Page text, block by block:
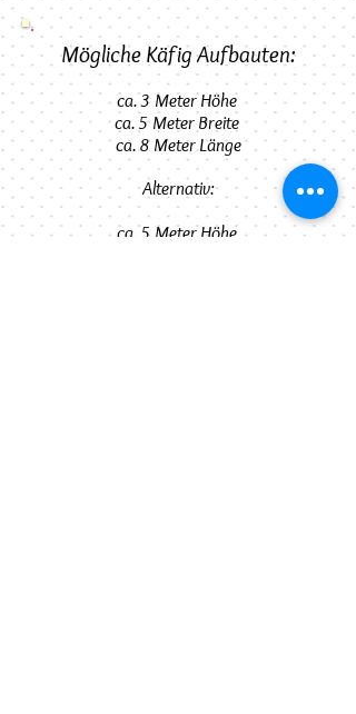
Mögliche Käfig Aufbauten:
ca. 3 Meter Höhe
ca. 5 Meter Breite
ca. 8 Meter Länge
Alternativ:
ca. 5 Meter Höhe